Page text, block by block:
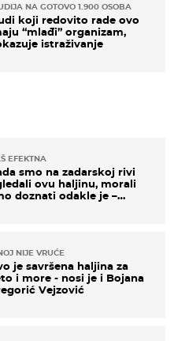
NA GOTOVO 1.900 OSOBA
koji redovito rade ovo
“mlađi” organizam,
istraživanje
EFEKTNA
smo na zadarskoj rivi
ovu haljinu, morali
doznati odakle je –
NIJE VRUĆE
je savršena haljina za
i more - nosi je i Bojana
Vejzović